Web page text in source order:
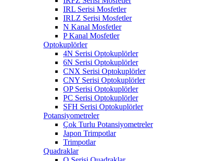
IRL Serisi Mosfetler
IRLZ Serisi Mosfetler
N Kanal Mosfetler
P Kanal Mosfetler
Optokuplörler
4N Serisi Optokuplörler
6N Serisi Optokuplörler
CNX Serisi Optokuplörler
CNY Serisi Optokuplörler
OP Serisi Optokuplörler
PC Serisi Optokuplörler
SFH Serisi Optokuplörler
Potansiyometreler
Çok Turlu Potansiyometreler
Japon Trimpotlar
Trimpotlar
Quadraklar